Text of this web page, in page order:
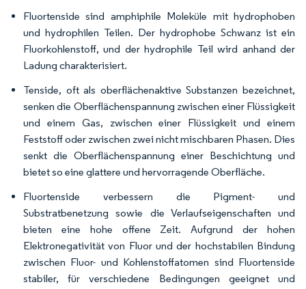
Fluortenside sind amphiphile Moleküle mit hydrophoben
und hydrophilen Teilen. Der hydrophobe Schwanz ist ein
Fluorkohlenstoff, und der hydrophile Teil wird anhand der
Ladung charakterisiert.
Tenside, oft als oberflächenaktive Substanzen bezeichnet,
senken die Oberflächenspannung zwischen einer Flüssigkeit
und einem Gas, zwischen einer Flüssigkeit und einem
Feststoff oder zwischen zwei nicht mischbaren Phasen. Dies
senkt die Oberflächenspannung einer Beschichtung und
bietet so eine glattere und hervorragende Oberfläche.
Fluortenside verbessern die Pigment- und
Substratbenetzung sowie die Verlaufseigenschaften und
bieten eine hohe offene Zeit. Aufgrund der hohen
Elektronegativität von Fluor und der hochstabilen Bindung
zwischen Fluor- und Kohlenstoffatomen sind Fluortenside
stabiler, für verschiedene Bedingungen geeignet und